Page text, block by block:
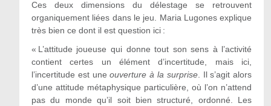
Ces deux dimensions du délestage se retrouvent
organiquement liées dans le jeu. Maria Lugones explique
très bien ce dont il est question ici :
« L’attitude joueuse qui donne tout son sens à l’activité
contient certes un élément d’incertitude, mais ici,
l’incertitude est uneouverture à la surprise. Il s’agit alors
d’une attitude métaphysique particulière, où l’on n’attend
pas du monde qu’il soit bien structuré, ordonné. Les